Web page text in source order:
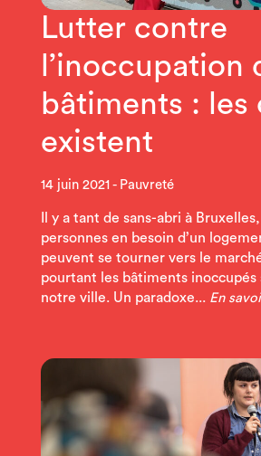
Lutter contre
l’inoccupation
bâtiments : les
existent
14 juin 2021 Pauvreté
Il y a tant de sans-abri à
personnes en besoin d’un
peuvent se tourner vers le
pourtant les bâtiments inoccupés
notre ville. Un paradoxe... En